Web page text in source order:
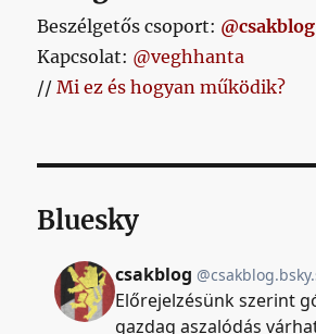
Beszélgetős csoport: @csakblog
Kapcsolat: @veghhanta
//Mi ez és hogyan működik?
Bluesky